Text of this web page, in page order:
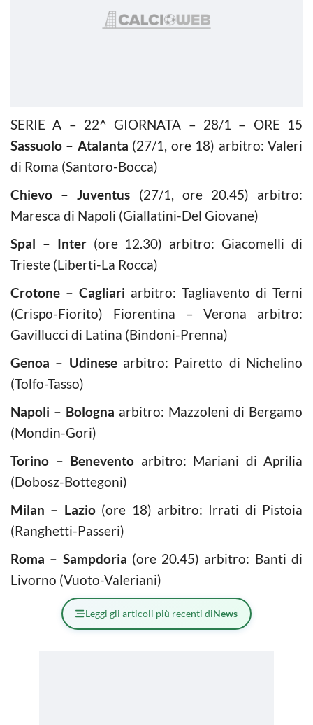
SERIE A – 22^ GIORNATA – 28/1 – ORE 15
Sassuolo – Atalanta (27/1, ore 18) arbitro: Valeri
di Roma (Santoro-Bocca)
Chievo – Juventus (27/1, ore 20.45) arbitro:
Maresca di Napoli (Giallatini-Del Giovane)
Spal – Inter(ore 12.30) arbitro: Giacomelli di
Trieste (Liberti-La Rocca)
Crotone – Cagliari arbitro: Tagliavento di Terni
(Crispo-Fiorito) Fiorentina – Verona arbitro:
Gavillucci di Latina (Bindoni-Prenna)
Genoa – Udinesearbitro: Pairetto di Nichelino
(Tolfo-Tasso)
Napoli – Bologna arbitro: Mazzoleni di Bergamo
(Mondin-Gori)
Torino – Benevento arbitro: Mariani di Aprilia
(Dobosz-Bottegoni)
Milan – Lazio(ore 18) arbitro: Irrati di Pistoia
(Ranghetti-Passeri)
Roma – Sampdoria (ore 20.45) arbitro: Banti di
Livorno (Vuoto-Valeriani)
Leggi gli articoli più recenti diNews